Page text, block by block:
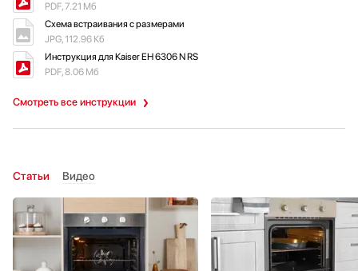
Смотреть все инструкции
PDF, 7.21 Мб
Схема встраивания с размерами
JPG, 112.96 Кб
Инструкция для Kaiser EH 6306 N RS
PDF, 8.06 Мб
Статьи Видео